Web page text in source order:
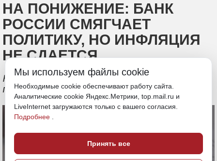
НА ПОНИЖЕНИЕ: БАНК
РОССИИ СМЯГЧАЕТ
ПОЛИТИКУ, НО ИНФЛЯЦИЯ
НЕ СДАЕТСЯ
Ключевую ставку снизили до 14,50%
годовых
Мы используем файлы cookie
Необходимые cookie обеспечивают работу сайта.
Аналитические cookie Яндекс.Метрики, top.mail.ru и
LiveInternet загружаются только с вашего согласия.
Подробнее
Принять все